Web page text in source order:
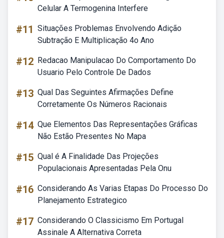
Celular A Termogenina Interfere
#11 Situações Problemas Envolvendo Adição
Subtração E Multiplicação 4o Ano
#12 Redacao Manipulacao Do Comportamento Do
Usuario Pelo Controle De Dados
#13 Qual Das Seguintes Afirmações Define
Corretamente Os Números Racionais
#14 Que Elementos Das Representações Gráficas
Não Estão Presentes No Mapa
#15 Qual é A Finalidade Das Projeções
Populacionais Apresentadas Pela Onu
#16 Considerando As Varias Etapas Do Processo Do
Planejamento Estrategico
#17 Considerando O Classicismo Em Portugal
Assinale A Alternativa Correta